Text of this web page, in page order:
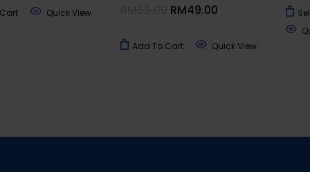
Quick View Original
RM59.00.
RM49.00
RM49.00.
Add To Cart Quick View